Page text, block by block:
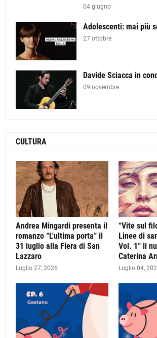
04 giugno
Adolescenti: mai più
27 ottobre
Davide Sciacca in
09 novembre
CULTURA
Andrea Mingardi presenta il
romanzo “L'ultima porta” il
31 luglio alla Fiera di San
Lazzaro
Luglio 27, 2026
“Vite sul
Linee di
Vol. 1” il
Caterina
Luglio 04,